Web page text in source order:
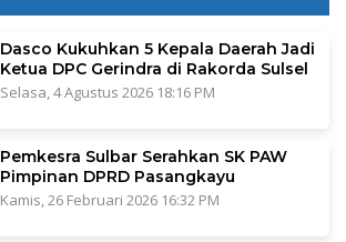
Dasco Kukuhkan 5 Kepala Daerah Jadi
Ketua DPC Gerindra di Rakorda Sulsel
Selasa, 4 Agustus 2026 18:16 PM
Pemkesra Sulbar Serahkan SK PAW
Pimpinan DPRD Pasangkayu
Kamis, 26 Februari 2026 16:32 PM